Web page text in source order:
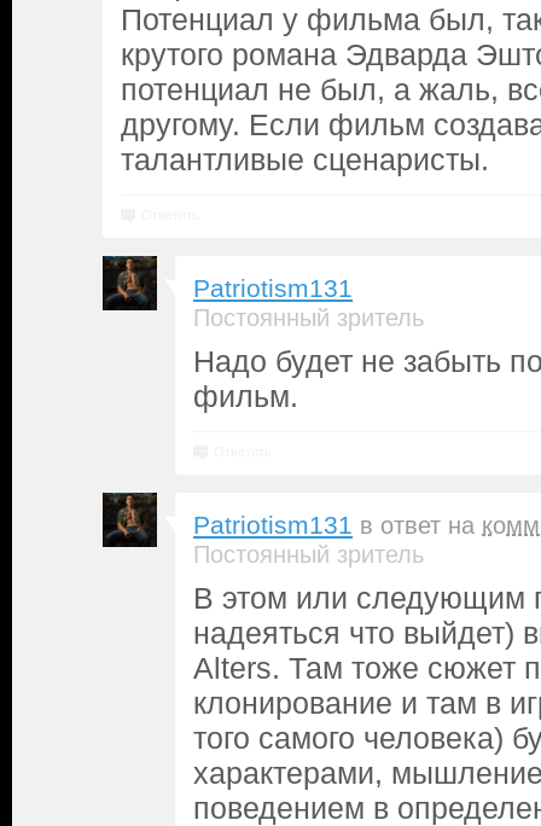
Потенциал у фильма был,
крутого романа Эдварда
потенциал не был, а жаль,
другому. Если фильм
талантливые сценаристы.
Patriotism131
Постоянный зритель
Надо будет не забыть
фильм.
Patriotism131 в ответ на
Постоянный зритель
В этом или следующим
надеяться что выйдет)
Alters. Там тоже сюжет
клонирование и там в
того самого человека)
характерами,
поведением в